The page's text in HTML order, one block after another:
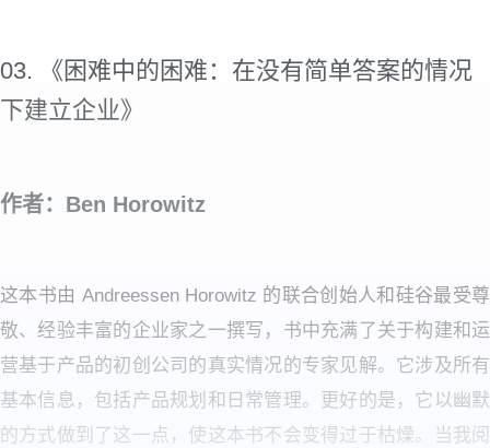
03. 《困难中的困难：在没有简单答案的情况
下建立企业》
作者：Ben Horowitz
这本书由 Andreessen Horowitz 的联合创始人和硅谷最受尊
敬、经验丰富的企业家之一撰写，书中充满了关于构建和运
营基于产品的初创公司的真实情况的专家见解。它涉及所有
基本信息，包括产品规划和日常管理。更好的是，它以幽默
的方式做到了这一点，使这本书不会变得过于枯燥。当我阅